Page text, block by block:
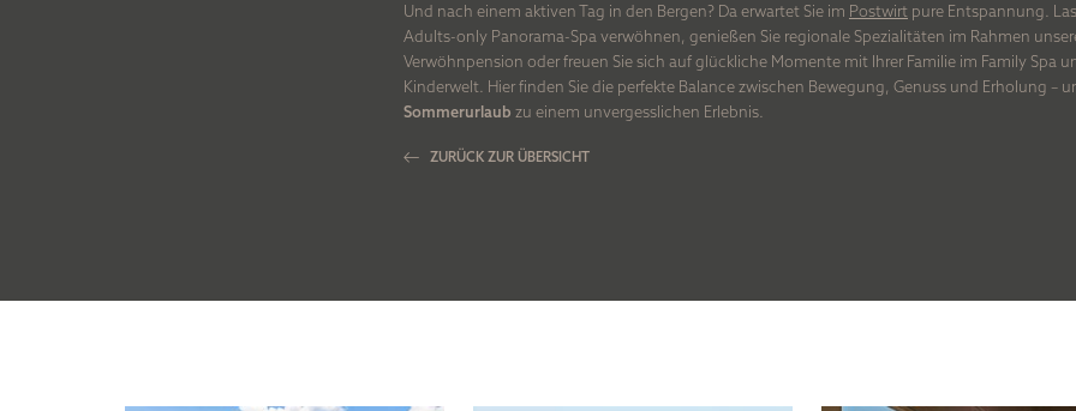
Zimmer und Suiten
Angebote
Buchungsinfos und FAQs
Gutscheine
Day Spa
Adults-only-Panorama-Spa
Wasserwelten
Family Spa
Kinderclub
Und nach einem aktiven Tag in den Bergen? Da erwartet Sie im Postwirt pure Entspannung.
Adults-only Panorama-Spa verwöhnen, genießen Sie regionale Spezialitäten im Rahmen
Verwöhnpension oder freuen Sie sich auf glückliche Momente mit Ihrer Familie im Family Spa
Kinderwelt. Hier finden Sie die perfekte Balance zwischen Bewegung, Genuss und Erholung –
Sommerurlaub zu einem unvergesslichen Erlebnis.
ZURÜCK ZUR ÜBERSICHT
E-MAIL